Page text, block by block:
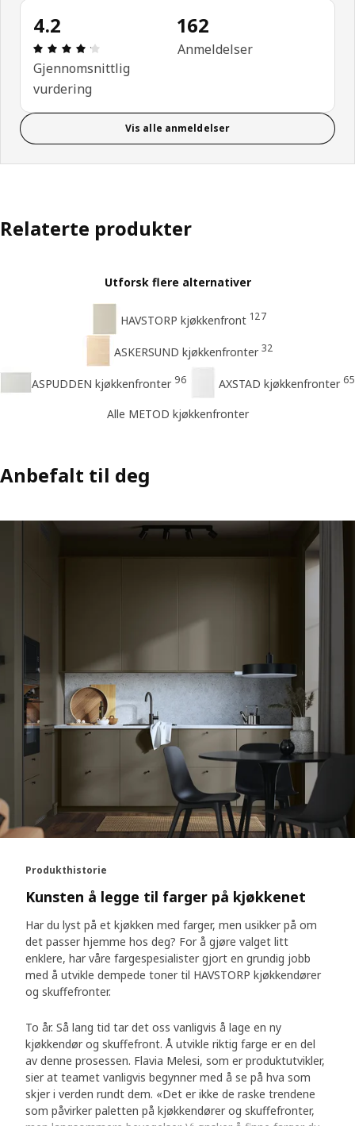
4.2
Produktomtale: 4.2 ingen kundevurdering 5
Gjennomsnittlig
vurdering
162
Anmeldelser
Vis alle anmeldelser
Relaterte produkter
Utforsk flere alternativer
HAVSTORP kjøkkenfront 127
ASKERSUND kjøkkenfronter 32
ASPUDDEN kjøkkenfronter 96 AXSTAD kjøkkenfronter 65
Alle METOD kjøkkenfronter
Anbefalt til deg
Produkthistorie
Kunsten å legge til farger på kjøkkenet
Har du lyst på et kjøkken med farger, men usikker på om
det passer hjemme hos deg? For å gjøre valget litt
enklere, har våre fargespesialister gjort en grundig jobb
med å utvikle dempede toner til HAVSTORP kjøkkendører
og skuffefronter.
To år. Så lang tid tar det oss vanligvis å lage en ny
kjøkkendør og skuffefront. Å utvikle riktig farge er en del
av denne prosessen. Flavia Melesi, som er produktutvikler,
sier at teamet vanligvis begynner med å se på hva som
skjer i verden rundt dem. «Det er ikke de raske trendene
som påvirker paletten på kjøkkendører og skuffefronter,